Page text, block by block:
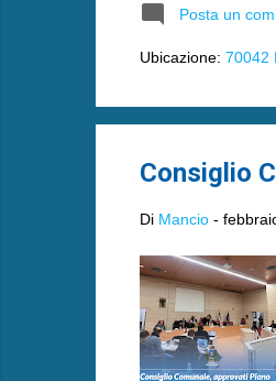
Posta un
Ubicazione: 70042
Consiglio
Di Mancio -